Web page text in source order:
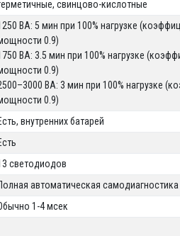
свинцово-кислотные
ВА: 5 мин при 100% нагрузке
0.9)
ВА: 3.5 мин при 100% нагрузке
0.9)
ВА: 3 мин при 100% нагрузке
0.9)
внутренних батарей
светодиодов
автоматическая самодиагностика
1-4 мсек